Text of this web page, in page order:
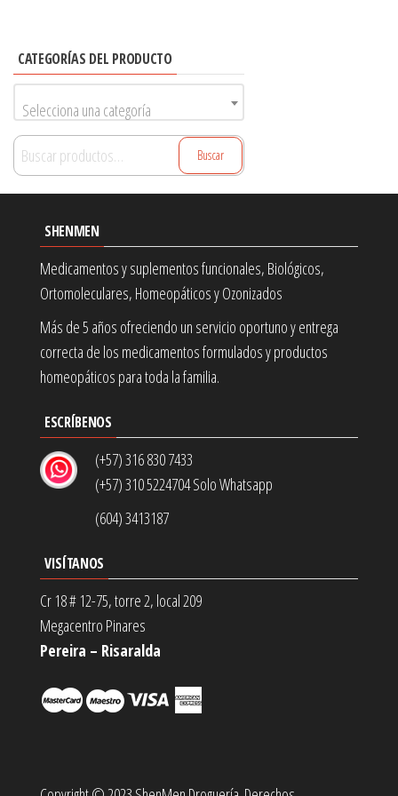
CATEGORÍAS DEL PRODUCTO
Selecciona una categoría
Buscar
por:
Buscar
SHENMEN
Medicamentos y suplementos funcionales, Biológicos,
Ortomoleculares, Homeopáticos y Ozonizados
Más de 5 años ofreciendo un servicio oportuno y entrega
correcta de los medicamentos formulados y productos
homeopáticos para toda la familia.
ESCRÍBENOS
(+57) 316 830 7433
(+57) 310 5224704 Solo Whatsapp
(604) 3413187
VISÍTANOS
Cr 18 # 12-75, torre 2, local 209
Megacentro Pinares
Pereira – Risaralda